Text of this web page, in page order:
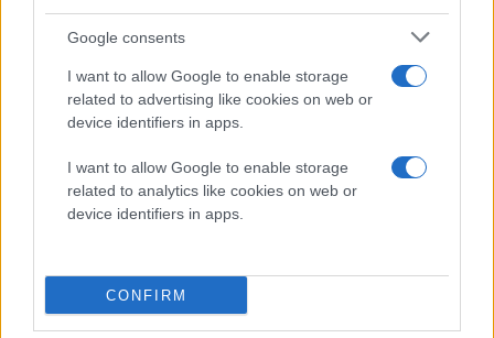
Google consents
I want to allow Google to enable storage
related to advertising like cookies on web or
device identifiers in apps.
I want to allow Google to enable storage
related to analytics like cookies on web or
device identifiers in apps.
CONFIRM
Μνήμη RAM έως 8GB
Κάρτα γραφικών Nvidia GTX 460M 1.5GB και
υποστήριξη NVIDIA 3D Vision
Αποθηκευτικός χώρος έως 750GB HDD
DVD burner ή Blu-ray combo drive
WiFi 802.11 b/g/n, Bluetooth, Gigabit Ethernet
webcam 2MP, 8-σε-1 card reader, TruStudio THX
Stereo Speaker